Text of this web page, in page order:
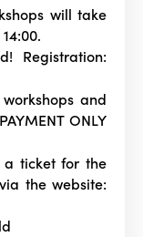
will take
Registration:
and
ONLY
ticket for the
the website: